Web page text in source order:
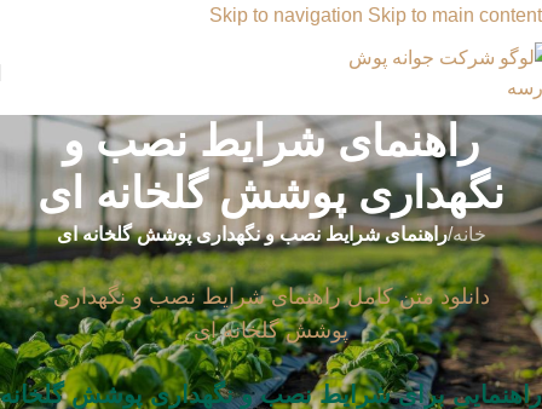
Skip to navigation Skip to main content
راهنمای شرایط نصب و
نگهداری پوشش گلخانه ای
خانه/راهنمای شرایط نصب و نگهداری پوشش گلخانه ای
دانلود متن کامل راهنمای شرایط نصب و نگهداری
پوشش گلخانه ای
راهنمایی برای شرایط نصب و نگهداری پوشش گلخانه